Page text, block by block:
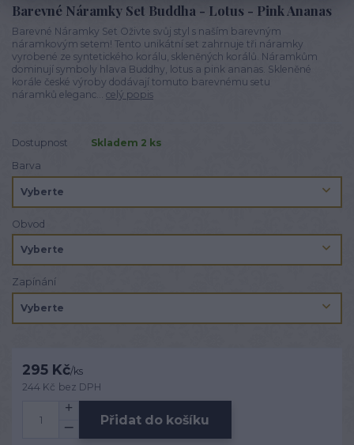
Barevné Náramky Set Buddha - Lotus - Pink Ananas
Barevné Náramky Set Oživte svůj styl s naším barevným
náramkovým setem! Tento unikátní set zahrnuje tři náramky
vyrobené ze syntetického korálu, skleněných korálů. Náramkům
dominují symboly hlava Buddhy, lotus a pink ananas. Skleněné
korále české výroby dodávají tomuto barevnému setu
náramků eleganc... celý popis
Dostupnost
Skladem 2 ks
Barva
Obvod
Zapínání
295 Kč/ks
244 Kč bez DPH
Přidat do košíku